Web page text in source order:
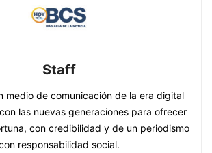
Staff
medio de comunicación de la era digital
las nuevas generaciones para ofrecer
con credibilidad y de un periodismo
responsabilidad social.